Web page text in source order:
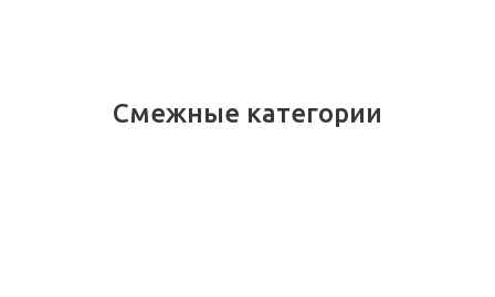
Смежные категории